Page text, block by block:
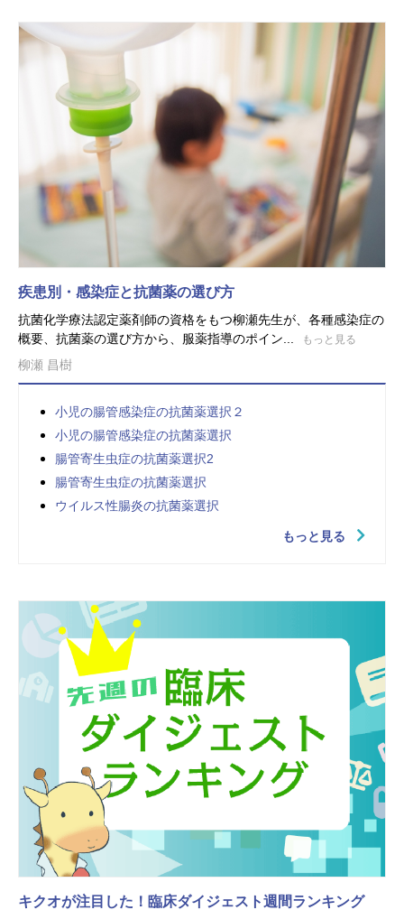
疾患別・感染症と抗菌薬の選び方
抗菌化学療法認定薬剤師の資格をもつ柳瀬先生が、各種感染症の
概要、抗菌薬の選び方から、服薬指導のポイン...
もっと見る
柳瀬 昌樹
小児の腸管感染症の抗菌薬選択２
小児の腸管感染症の抗菌薬選択
腸管寄生虫症の抗菌薬選択2
腸管寄生虫症の抗菌薬選択
ウイルス性腸炎の抗菌薬選択
もっと見る
キクオが注目した！臨床ダイジェスト週間ランキング